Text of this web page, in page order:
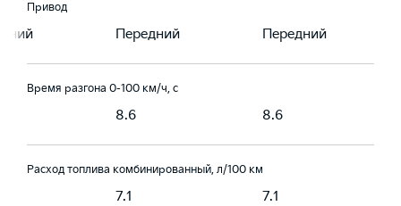
Привод
Передний Передний
Время разгона 0-100 км/ч, с
8.6 8.6
Расход топлива комбинированный, л/100 км
7.1 7.1